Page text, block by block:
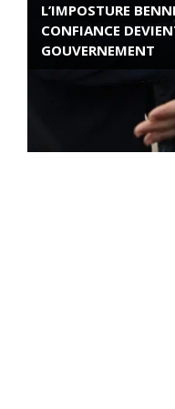
L’IMPOSTURE
CONFIANCE
GOUVERNEMENT
ROSE VALLAND,